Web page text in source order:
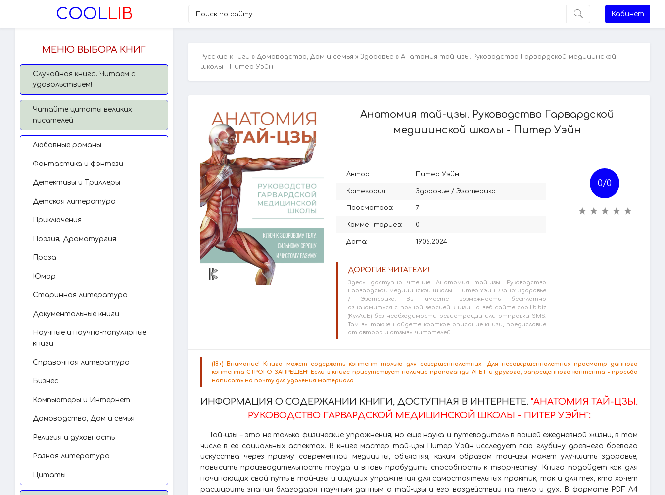
COOLLIB Кабинет
МЕНЮ ВЫБОРА КНИГ
Случайная книга. Читаем с
удовольствием!
Читайте цитаты великих
писателей
Любовные романы
Фантастика и фэнтези
Детективы и Триллеры
Детская литература
Приключения
Поэзия, Драматургия
Проза
Юмор
Старинная литература
Документальные книги
Научные и научно-популярные
книги
Справочная литература
Бизнес
Компьютеры и Интернет
Домоводство, Дом и семья
Религия и духовность
Разная литература
Цитаты
Русские книги » Домоводство, Дом и семья » Здоровье » Анатомия тай-цзы. Руководство Гарвардской медицинской
школы - Питер Уэйн
Анатомия тай-цзы. Руководство Гарвардской
медицинской школы - Питер Уэйн
Автор: Питер Уэйн
Категория: Здоровье / Эзотерика
Просмотров: 7
Комментариев: 0
Дата: 19.06.2024
ДОРОГИЕ ЧИТАТЕЛИ!
Здесь доступно чтение Анатомия тай-цзы. Руководство
Гарвардской медицинской школы - Питер Уэйн. Жанр: Здоровье
/ Эзотерика. Вы имеете возможность бесплатно
ознакомиться с полной версией книги на веб-сайте coollib.biz
(КулЛиБ) без необходимости регистрации или отправки SMS.
Там вы также найдете краткое описание книги, предисловие
от автора и отзывы читателей.
0/0
(18+) Внимание! Книга может содержать контент только для совершеннолетних. Для несовершеннолетних просмотр данного
контента СТРОГО ЗАПРЕЩЕН! Если в книге присутствует наличие пропаганды ЛГБТ и другого, запрещенного контента - просьба
написать на почту для удаления материала.
ИНФОРМАЦИЯ О СОДЕРЖАНИИ КНИГИ, ДОСТУПНАЯ В ИНТЕРНЕТЕ. "АНАТОМИЯ ТАЙ-ЦЗЫ.
РУКОВОДСТВО ГАРВАРДСКОЙ МЕДИЦИНСКОЙ ШКОЛЫ - ПИТЕР УЭЙН":
Тай-цзы – это не только физические упражнения, но еще наука и путеводитель в вашей ежедневной жизни, в том
числе в ее социальных аспектах. В книге мастер тай-цзы Питер Уэйн исследует всю глубину древнего боевого
искусства через призму современной медицины, объясняя, каким образом тай-цзы может улучшить здоровье,
повысить производительность труда и вновь пробудить способность к творчеству. Книга подойдет как для
начинающих свой путь в тай-цзы и ищущих упражнения для самостоятельных практик, так и для тех, кто хочет
расширить знания благодаря научным данным о тай-цзы и его воздействии на тело и дух. В формате PDF A4